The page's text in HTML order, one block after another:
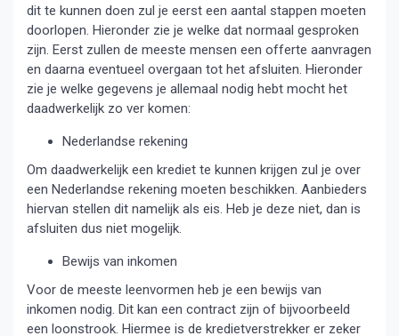
dit te kunnen doen zul je eerst een aantal stappen moeten
doorlopen. Hieronder zie je welke dat normaal gesproken
zijn. Eerst zullen de meeste mensen een offerte aanvragen
en daarna eventueel overgaan tot het afsluiten. Hieronder
zie je welke gegevens je allemaal nodig hebt mocht het
daadwerkelijk zo ver komen:
Nederlandse rekening
Om daadwerkelijk een krediet te kunnen krijgen zul je over
een Nederlandse rekening moeten beschikken. Aanbieders
hiervan stellen dit namelijk als eis. Heb je deze niet, dan is
afsluiten dus niet mogelijk.
Bewijs van inkomen
Voor de meeste leenvormen heb je een bewijs van
inkomen nodig. Dit kan een contract zijn of bijvoorbeeld
een loonstrook. Hiermee is de kredietverstrekker er zeker